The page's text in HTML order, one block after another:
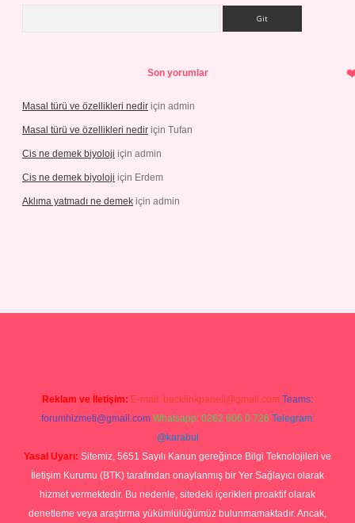
Son yorumlar
Masal türü ve özellikleri nedir için admin
Masal türü ve özellikleri nedir için Tufan
Cis ne demek biyoloji için admin
Cis ne demek biyoloji için Erdem
Aklıma yatmadı ne demek için admin
Reklam ve İletişim: E-mail: backlinkpaneli@gmail.com Teams:
forumhizmeti@gmail.com Whatsapp: 0262 606 0 726 Telegram:
@karabul
Yasal Uyarı: Sitemiz, 5651 Sayılı Kanun gereğince Bilgi Teknolojileri ve
İletişim Kurumu (BTK) tarafından onaylanmış bir Yer Sağlayıcı olarak
hizmet vermektedir. Bu nedenle, sitedeki içerikleri proaktif olarak
denetleme veya araştırma yükümlülüğümüz bulunmamaktadır. Ancak,